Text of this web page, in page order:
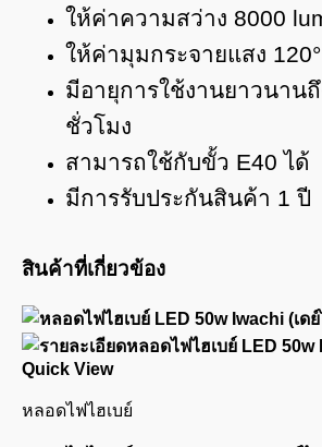
ให้ค่าความสว่าง 8000
ให้ค่ามุมกระจายแสง 120°
มีอายุการใช้งานยาวนาน
ชั่วโมง
สามารถใช้กับขั้ว E40 ได้
มีการรับประกันสินค้า 1 ปี
สินค้าที่เกี่ยวข้อง
Quick View
หลอดไฟไฮเบย์